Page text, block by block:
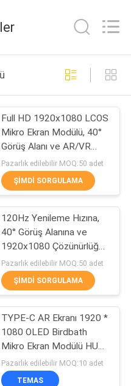
87
Ekran
92
Full HD 1920x1080 LCOS
Mikro Ekran Modülü, 40°
Görüş Alanı ve AR/VR
Uygulamaları İçin 200:1
Yüksek Kontrastlı
Pazarlık edilebilir MOQ:50 adet
ŞIMDI SORGULAMA
120Hz Yenileme Hızına,
40° Görüş Alanına ve
1920x1080 Çözünürlüğe
Sahip LCOS Dalga
Kılavuzu Mikro Ekran
Modülü
Pazarlık edilebilir MOQ:50 adet
ŞIMDI SORGULAMA
TYPE-C AR Ekranı 1920 *
1080 OLED Birdbath
Mikro Ekran Modülü HUD
için
Pazarlık edilebilir MOQ:10 adet
TEMAS